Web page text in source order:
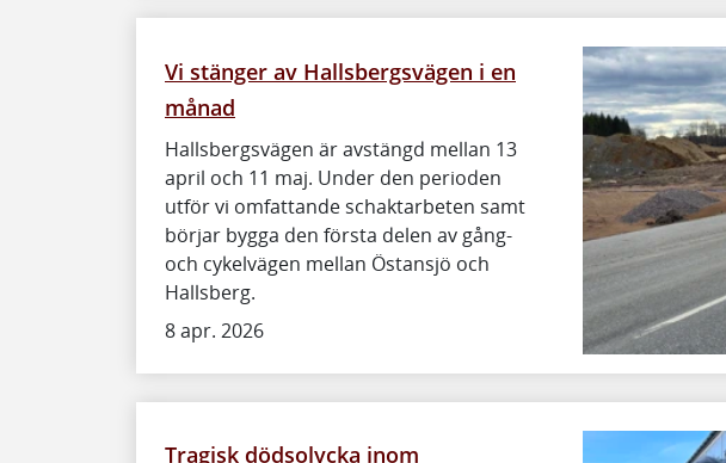
Vi stänger av Hallsbergsvägen i en
månad
Hallsbergsvägen är avstängd mellan 13
april och 11 maj. Under den perioden
utför vi omfattande schaktarbeten samt
börjar bygga den första delen av gång-
och cykelvägen mellan Östansjö och
Hallsberg.
8 apr. 2026
Tragisk dödsolycka inom